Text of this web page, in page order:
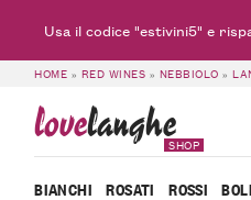
HOME » RED WINES » NEBBIOLO »LANGHE DOC NEBBIOLO
lovelanghe
SHOP
BIANCHI ROSATI ROSSI
Usa il codice "estivini5" e